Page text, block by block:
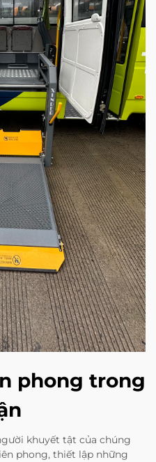
phong trong
khuyết tật của chúng
phong, thiết lập những